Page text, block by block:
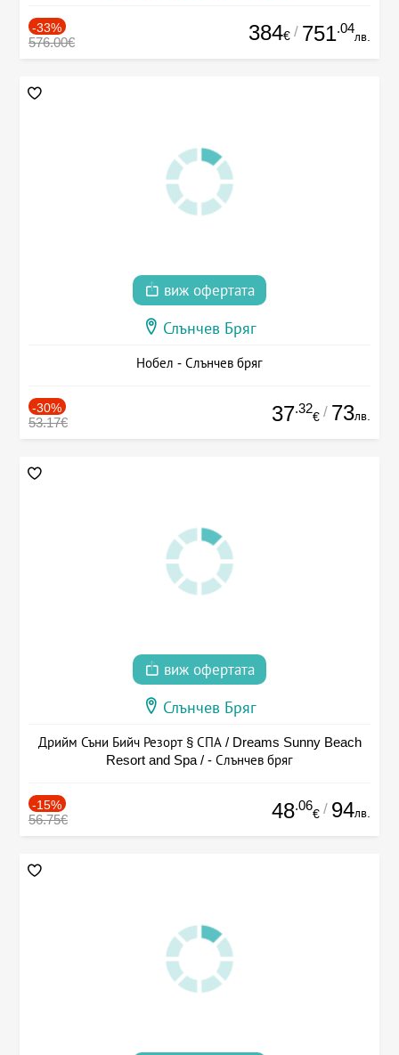
-33%
576.00€ 384€ / 751.04
лв.
виж офертата
Слънчев Бряг
Нобел - Слънчев бряг
-30%
53.17€ 37.32
€ / 73лв.
виж офертата
Слънчев Бряг
Дрийм Съни Бийч Резорт § СПА / Dreams Sunny Beach
Resort and Spa / - Слънчев бряг
-15%
56.75€ 48.06
€ / 94лв.